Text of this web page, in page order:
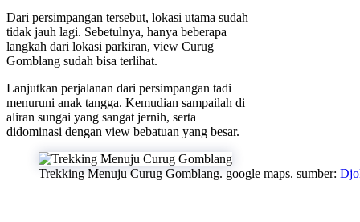
Dari persimpangan tersebut, lokasi utama sudah
tidak jauh lagi. Sebetulnya, hanya beberapa
langkah dari lokasi parkiran, view Curug
Gomblang sudah bisa terlihat.
Lanjutkan perjalanan dari persimpangan tadi
menuruni anak tangga. Kemudian sampailah di
aliran sungai yang sangat jernih, serta
didominasi dengan view bebatuan yang besar.
Trekking Menuju Curug Gomblang. google maps. sumber: